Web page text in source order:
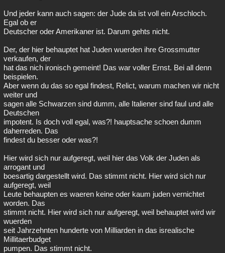
Und jeder kann auch sagen: der Jude da ist voll ein Arschloch.
Egal ob er
Deutscher oder Amerikaner ist. Darum gehts nicht.
Der, der hier behauptet hat Juden wuerden ihre Grossmutter
verkaufen, der
hat das nich ironisch gemeint! Das war voller Ernst. Bei all denn
beispielen.
Aber wenn du das so egal findest, Relict, warum machen wir nicht
weiter und
sagen alle Schwarzen sind dumm, alle Italiener sind faul und alle
Deutschen
impotent. Is doch voll egal, was?! hauptsache schoen dumm
daherreden. Das
findest du besser oder was?!
Hier wird sich nur aufgeregt, weil hier das Volk der Juden als
arrogant und
boesartig dargestellt wird. Das stimmt nicht. Hier wird sich nur
aufgeregt, weil
Leute behaupten es waeren keine oder kaum juden vernichtet
worden. Das
stimmt nicht. Hier wird sich nur aufgeregt, weil behauptet wird wir
wuerden
seit Jahrzehnten hunderte von Milliarden in das isrealische
Millitaerbudget
pumpen. Das stimmt nicht.